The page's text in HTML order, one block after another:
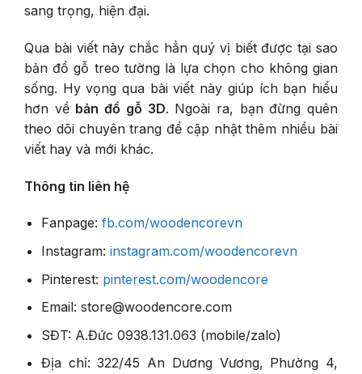
sang trọng, hiện đại.
Qua bài viết này chắc hẳn quý vị biết được tại sao
bản đồ gỗ treo tường là lựa chọn cho không gian
sống. Hy vọng qua bài viết này giúp ích bạn hiểu
hơn về bản đồ gỗ 3D. Ngoài ra, bạn đừng quên
theo dõi chuyên trang để cập nhật thêm nhiều bài
viết hay và mới khác.
Thông tin liên hệ
Fanpage: fb.com/woodencorevn
Instagram: instagram.com/woodencorevn
Pinterest: pinterest.com/woodencore
Email: store@woodencore.com
SĐT: A.Đức 0938.131.063 (mobile/zalo)
Địa chỉ: 322/45 An Dương Vương, Phường 4,